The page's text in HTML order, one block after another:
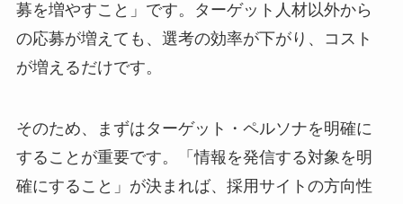
募を増やすこと」です。ターゲット人材以外から
の応募が増えても、選考の効率が下がり、コスト
が増えるだけです。
そのため、まずはターゲット・ペルソナを明確に
することが重要です。「情報を発信する対象を明
確にすること」が決まれば、採用サイトの方向性